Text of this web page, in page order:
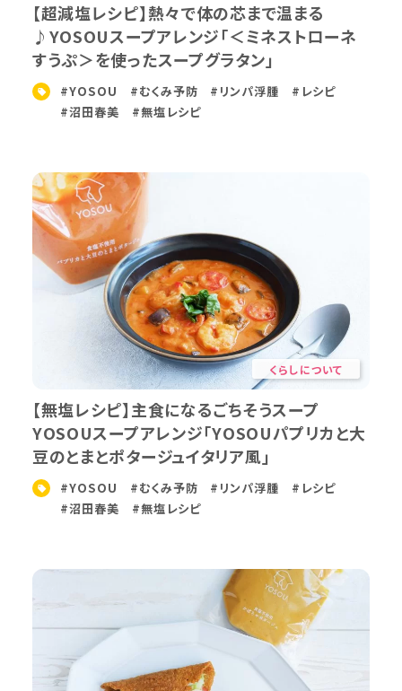
【超減塩レシピ】熱々で体の芯まで温まる
♪YOSOUスープアレンジ「＜ミネストローネ
すうぷ＞を使ったスープグラタン」
#YOSOU #むくみ予防 #リンパ浮腫
#レシピ
#沼田春美
#無塩レシピ
くらしについて
【無塩レシピ】主食になるごちそうスープ
YOSOUスープアレンジ「YOSOUパプリカと大
豆のとまとポタージュイタリア風」
#YOSOU #むくみ予防 #リンパ浮腫
#レシピ
#沼田春美
#無塩レシピ